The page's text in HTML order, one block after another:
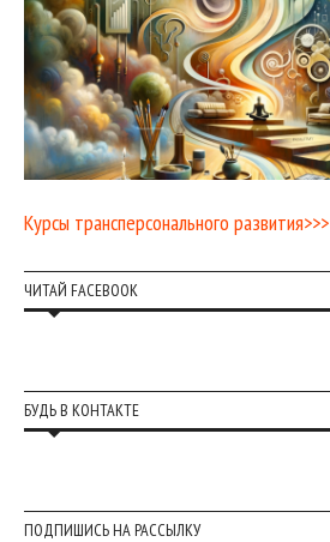
Курсы трансперсонального развития>>>
ЧИТАЙ FACEBOOK
БУДЬ В КОНТАКТЕ
ПОДПИШИСЬ НА РАССЫЛКУ